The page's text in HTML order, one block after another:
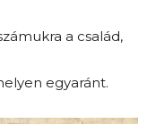
a család,
egyaránt.